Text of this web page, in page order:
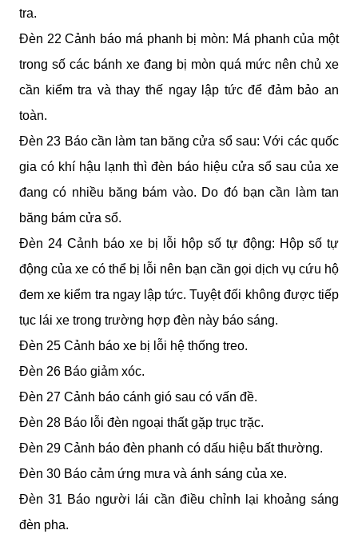
tra.
Đèn 22 Cảnh báo má phanh bị mòn: Má phanh của một
trong số các bánh xe đang bị mòn quá mức nên chủ xe
cần kiểm tra và thay thế ngay lập tức để đảm bảo an
toàn.
Đèn 23 Báo cần làm tan băng cửa sổ sau: Với các quốc
gia có khí hậu lạnh thì đèn báo hiệu cửa sổ sau của xe
đang có nhiều băng bám vào. Do đó bạn cần làm tan
băng bám cửa sổ.
Đèn 24 Cảnh báo xe bị lỗi hộp số tự động: Hộp số tự
động của xe có thể bị lỗi nên bạn cần gọi dịch vụ cứu hộ
đem xe kiểm tra ngay lập tức. Tuyệt đối không được tiếp
tục lái xe trong trường hợp đèn này báo sáng.
Đèn 25 Cảnh báo xe bị lỗi hệ thống treo.
Đèn 26 Báo giảm xóc.
Đèn 27 Cảnh báo cánh gió sau có vấn đề.
Đèn 28 Báo lỗi đèn ngoại thất gặp trục trặc.
Đèn 29 Cảnh báo đèn phanh có dấu hiệu bất thường.
Đèn 30 Báo cảm ứng mưa và ánh sáng của xe.
Đèn 31 Báo người lái cần điều chỉnh lại khoảng sáng
đèn pha.